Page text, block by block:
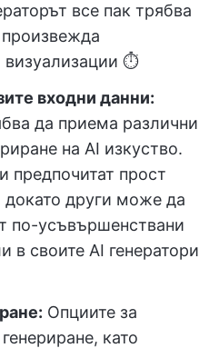
все пак трябва
визуализации ⏱️
входни данни:
да приема различни
на AI изкуство.
предпочитат прост
докато други може да
по-усъвършенствани
в своите AI генератори
Опциите за
като